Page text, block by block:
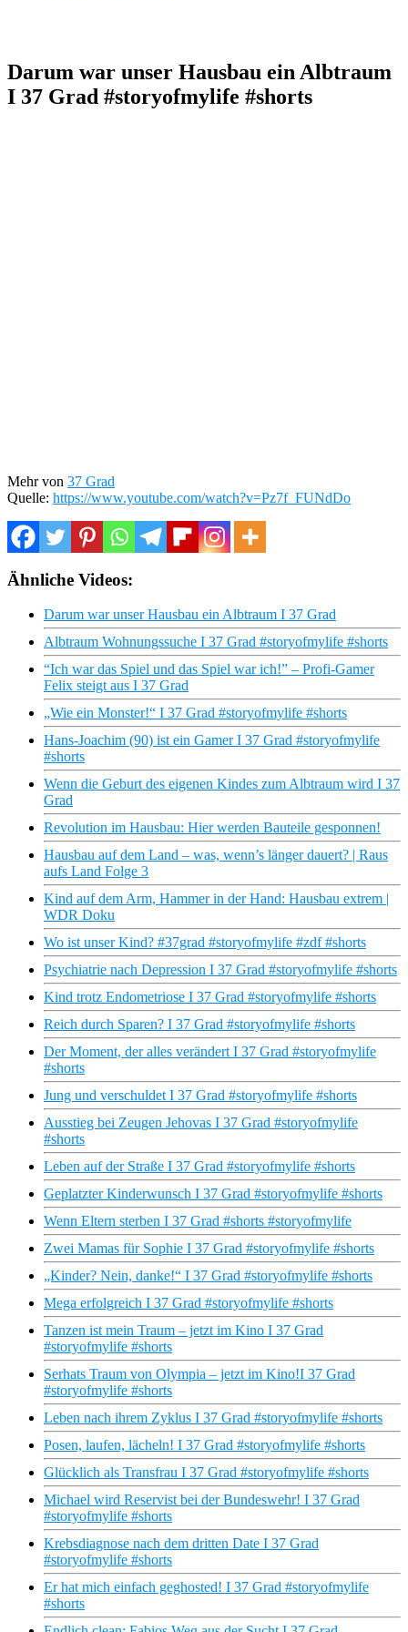
Darum war unser Hausbau ein Albtraum
I 37 Grad #storyofmylife #shorts
Mehr von 37 Grad
Quelle: https://www.youtube.com/watch?v=Pz7f_FUNdDo
Ähnliche Videos:
Darum war unser Hausbau ein Albtraum I 37 Grad
Albtraum Wohnungssuche I 37 Grad #storyofmylife #shorts
“Ich war das Spiel und das Spiel war ich!” – Profi-Gamer
Felix steigt aus I 37 Grad
„Wie ein Monster!“ I 37 Grad #storyofmylife #shorts
Hans-Joachim (90) ist ein Gamer I 37 Grad #storyofmylife
#shorts
Wenn die Geburt des eigenen Kindes zum Albtraum wird I 37
Grad
Revolution im Hausbau: Hier werden Bauteile gesponnen!
Hausbau auf dem Land – was, wenn’s länger dauert? | Raus
aufs Land Folge 3
Kind auf dem Arm, Hammer in der Hand: Hausbau extrem |
WDR Doku
Wo ist unser Kind? #37grad #storyofmylife #zdf #shorts
Psychiatrie nach Depression I 37 Grad #storyofmylife #shorts
Kind trotz Endometriose I 37 Grad #storyofmylife #shorts
Reich durch Sparen? I 37 Grad #storyofmylife #shorts
Der Moment, der alles verändert I 37 Grad #storyofmylife
#shorts
Jung und verschuldet I 37 Grad #storyofmylife #shorts
Ausstieg bei Zeugen Jehovas I 37 Grad #storyofmylife
#shorts
Leben auf der Straße I 37 Grad #storyofmylife #shorts
Geplatzter Kinderwunsch I 37 Grad #storyofmylife #shorts
Wenn Eltern sterben I 37 Grad #shorts #storyofmylife
Zwei Mamas für Sophie I 37 Grad #storyofmylife #shorts
„Kinder? Nein, danke!“ I 37 Grad #storyofmylife #shorts
Mega erfolgreich I 37 Grad #storyofmylife #shorts
Tanzen ist mein Traum – jetzt im Kino I 37 Grad
#storyofmylife #shorts
Serhats Traum von Olympia – jetzt im Kino!I 37 Grad
#storyofmylife #shorts
Leben nach ihrem Zyklus I 37 Grad #storyofmylife #shorts
Posen, laufen, lächeln! I 37 Grad #storyofmylife #shorts
Glücklich als Transfrau I 37 Grad #storyofmylife #shorts
Michael wird Reservist bei der Bundeswehr! I 37 Grad
#storyofmylife #shorts
Krebsdiagnose nach dem dritten Date I 37 Grad
#storyofmylife #shorts
Er hat mich einfach geghosted! I 37 Grad #storyofmylife
#shorts